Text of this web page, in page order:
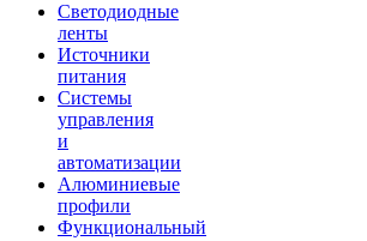
Светодиодные
ленты
Источники
питания
Системы
управления
и
автоматизации
Алюминиевые
профили
Функциональный